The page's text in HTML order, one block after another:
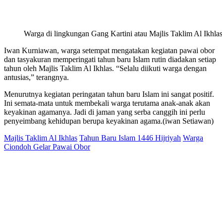
Warga di lingkungan Gang Kartini atau Majlis Taklim Al
Iwan Kurniawan, warga setempat mengatakan kegiatan pawai obor
dan tasyakuran memperingati tahun baru Islam rutin diadakan setiap
tahun oleh Majlis Taklim Al Ikhlas. “Selalu diikuti warga dengan
antusias,” terangnya.
Menurutnya kegiatan peringatan tahun baru Islam ini sangat positif.
Ini semata-mata untuk membekali warga terutama anak-anak akan
keyakinan agamanya. Jadi di jaman yang serba canggih ini perlu
penyeimbang kehidupan berupa keyakinan agama.(iwan Setiawan)
Majlis Taklim Al Ikhlas Tahun Baru Islam 1446 Hijriyah Warga
Ciondoh Gelar Pawai Obor